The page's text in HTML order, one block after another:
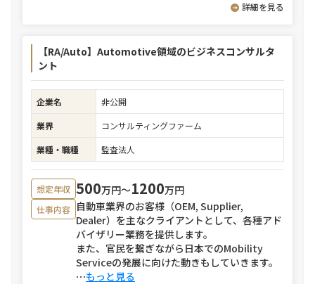
詳細を見る
【RA/Auto】Automotive領域のビジネスコンサルタ
ント
企業名
非公開
業界
コンサルティングファーム
業種・職種
監査法人
想定年収 500万円〜1200万円
仕事内容 自動車業界のお客様（OEM, Supplier,
Dealer）を主なクライアントとして、各種アド
バイザリー業務を提供します。
また、官民を繋ぎながら日本でのMobility
Serviceの発展に向けた動きもしていきます。
⋯もっと見る